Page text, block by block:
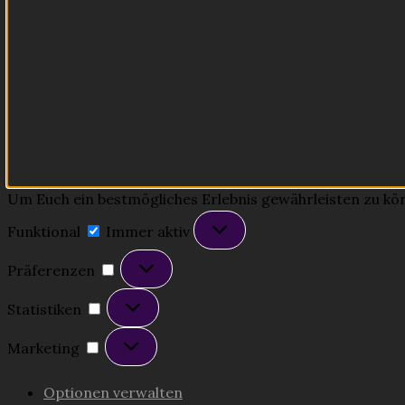
Um Euch ein bestmögliches Erlebnis gewährleisten zu
Funktional
Immer aktiv
Präferenzen
Präferenzen
Statistiken
Statistiken
Marketing
Marketing
Optionen verwalten